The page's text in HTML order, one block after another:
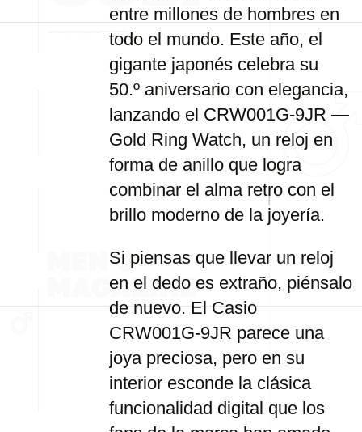
entre millones de hombres en
todo el mundo. Este año, el
gigante japonés celebra su
50.º aniversario con elegancia,
lanzando el CRW001G-9JR —
Gold Ring Watch, un reloj en
forma de anillo que logra
combinar el alma retro con el
brillo moderno de la joyería.
Si piensas que llevar un reloj
en el dedo es extraño, piénsalo
de nuevo. El Casio
CRW001G-9JR parece una
joya preciosa, pero en su
interior esconde la clásica
funcionalidad digital que los